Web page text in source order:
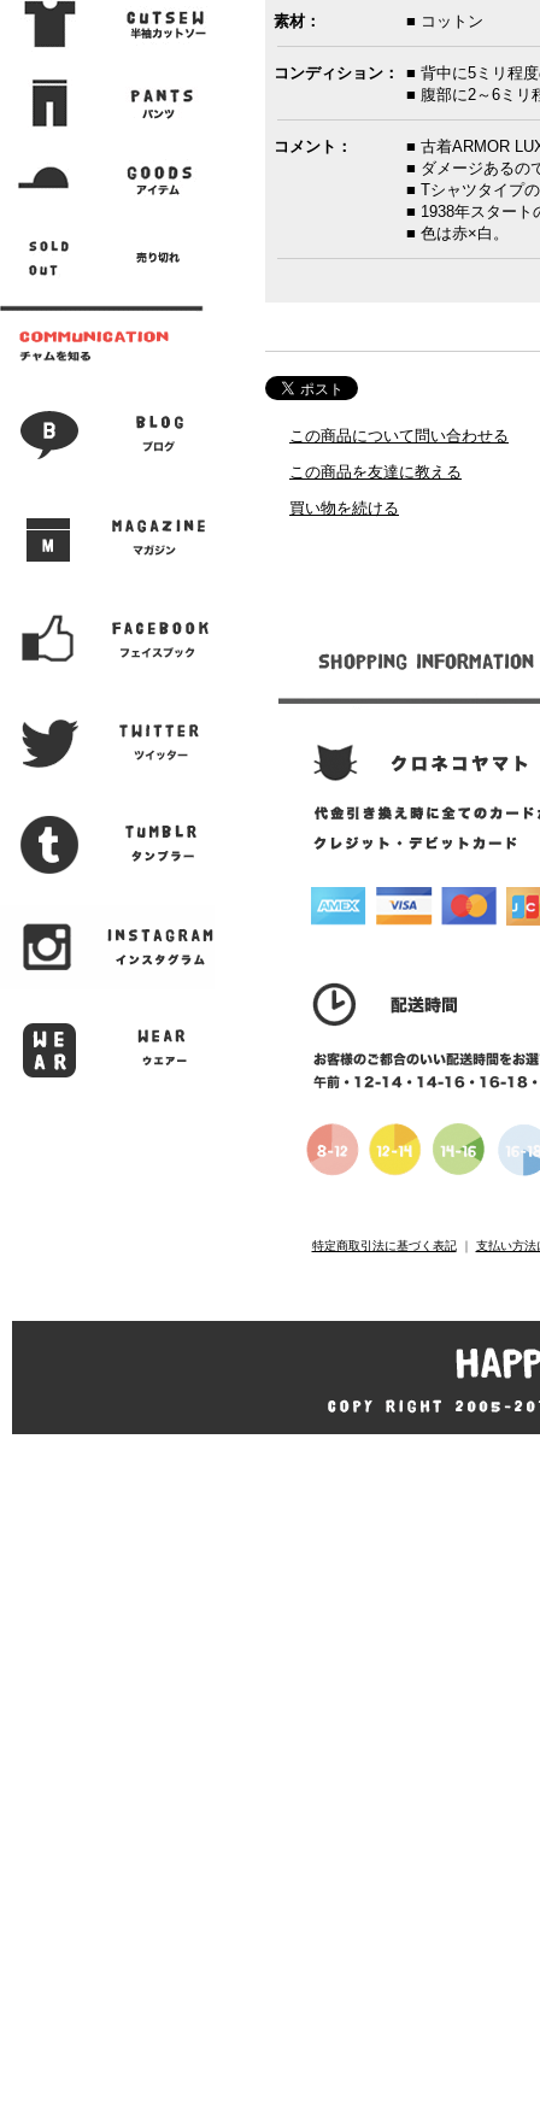
素材： ■ コットン
コンディション：
■ 背中に5ミリ程
■ 腹部に2～6ミリ
コメント：
■ 古着ARMOR
■ ダメージあるの
■ Tシャツタイプ
■ 1938年スタート
■ 色は赤×白。
この商品について問い合わせる
この商品を友達に教える
買い物を続ける
特定商取引法に基づく表記｜ 支払い方法